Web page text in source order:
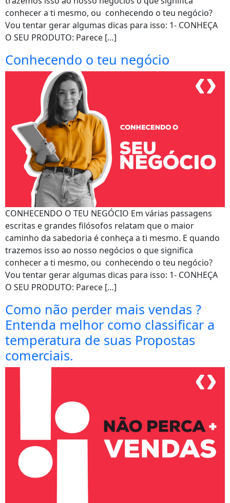
conhecer a ti mesmo, ou conhecendo o teu negócio?
Vou tentar gerar algumas dicas para isso: 1- CONHEÇA
O SEU PRODUTO: Parece […]
Conhecendo o teu negócio
CONHECENDO O TEU NEGÓCIO Em várias passagens
escritas e grandes filósofos relatam que o maior
caminho da sabedoria é conheça a ti mesmo. E quando
trazemos isso ao nosso negócios o que significa
conhecer a ti mesmo, ou conhecendo o teu negócio?
Vou tentar gerar algumas dicas para isso: 1- CONHEÇA
O SEU PRODUTO: Parece […]
Como não perder mais vendas ?
Entenda melhor como classificar a
temperatura de suas Propostas
comerciais.